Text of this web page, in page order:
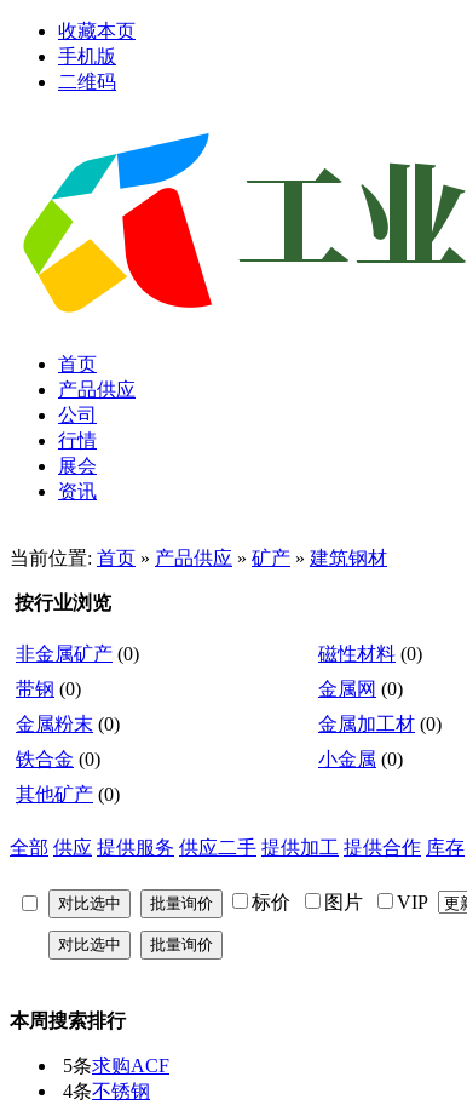
收藏本页
手机版
二维码
首页
产品供应
公司
行情
展会
资讯
当前位置: 首页 » 产品供应 » 矿产 » 建筑钢材
按行业浏览
非金属矿产 (0) 磁性材料 (0)
带钢 (0) 金属网 (0)
金属粉末 (0) 金属加工材 (0)
铁合金 (0) 小金属 (0)
其他矿产 (0)
全部 供应 提供服务 供应二手 提供加工 提供合作 库存
标价 图片 VIP
本周搜索排行
5条求购ACF
4条不锈钢